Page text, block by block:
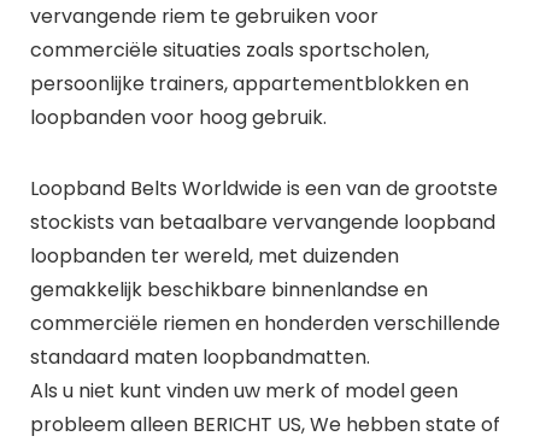
vervangende riem te gebruiken voor
commerciële situaties zoals sportscholen,
persoonlijke trainers, appartementblokken en
loopbanden voor hoog gebruik.
Loopband Belts Worldwide is een van de grootste
stockists van betaalbare vervangende loopband
loopbanden ter wereld, met duizenden
gemakkelijk beschikbare binnenlandse en
commerciële riemen en honderden verschillende
standaard maten loopbandmatten.
Als u niet kunt vinden uw merk of model geen
probleem alleen BERICHT US, We hebben state of